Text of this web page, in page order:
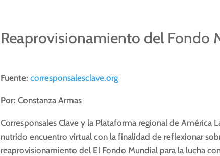
Reaprovisionamiento del Fondo
Fuente:corresponsalesclave.org
Por: Constanza Armas
Corresponsales Clave y la Plataforma regional de América
nutrido encuentro virtual con la finalidad de reflexionar
reaprovisionamiento del El Fondo Mundial para la lucha